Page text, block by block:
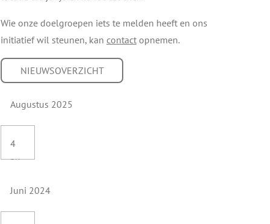
Wie onze doelgroepen iets te melden heeft en ons
initiatief wil steunen, kan contactopnemen.
NIEUWSOVERZICHT
Augustus 2025
4
au
20
25
Juni 2024